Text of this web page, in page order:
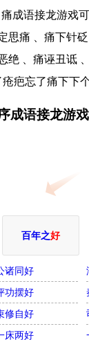
成语接龙游戏
思痛 、痛下针
绝 、痛诬丑诋
疤忘了痛下下
成语接龙游戏
百年之好
诸同好
功摆好
修自好
床两好